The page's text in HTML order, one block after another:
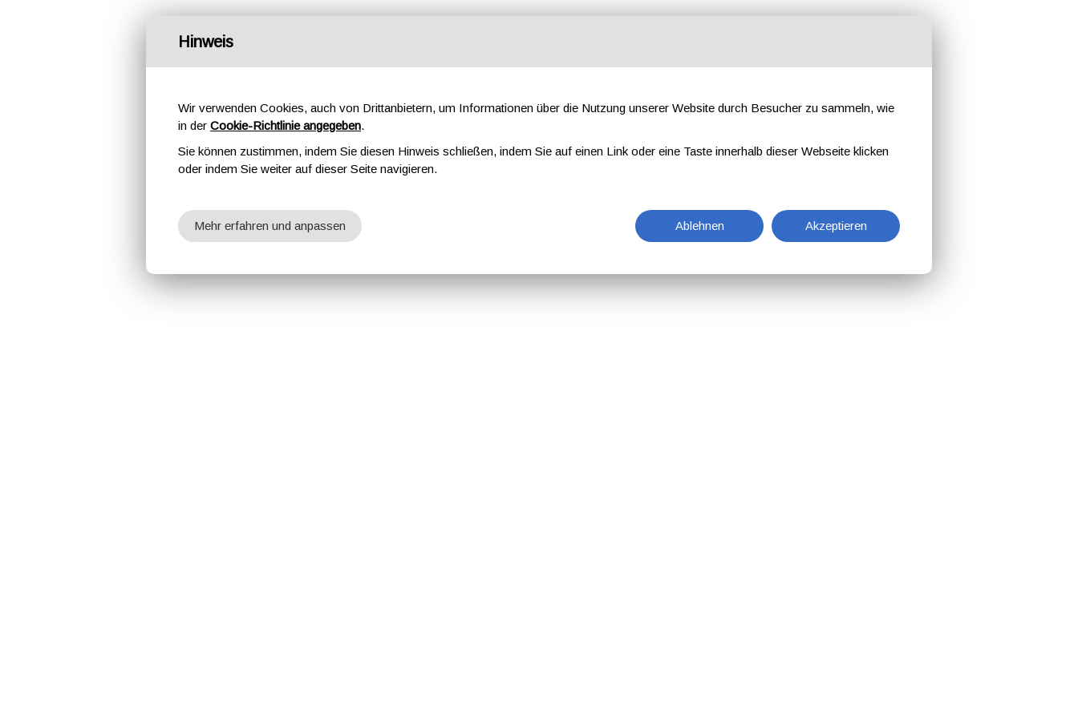
Hinweis
Wir verwenden Cookies, auch von Drittanbietern, um Informationen über die Nutzung unserer Website durch Besucher zu sammeln, wie
in der Cookie-Richtlinie angegeben.
Sie können zustimmen, indem Sie diesen Hinweis schließen, indem Sie auf einen Link oder eine Taste innerhalb dieser Webseite klicken
oder indem Sie weiter auf dieser Seite navigieren.
Ablehnen Akzeptieren
Mehr erfahren und anpassen